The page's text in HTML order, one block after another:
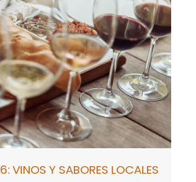
VINOS Y SABORES LOCALES